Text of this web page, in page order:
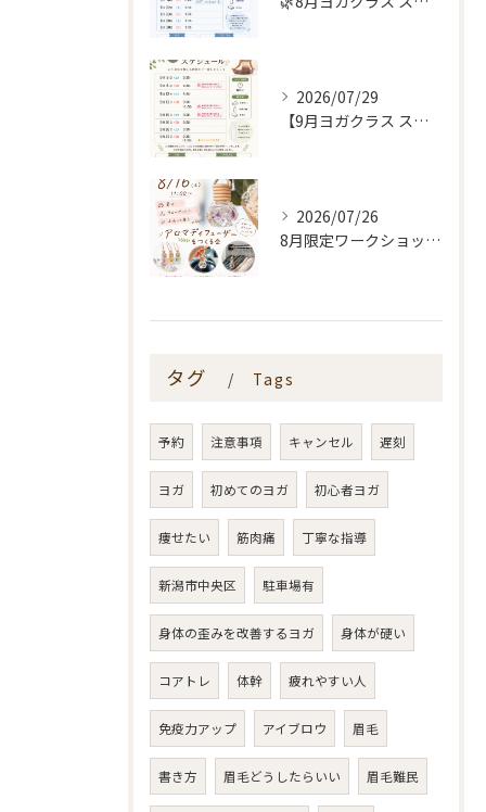
2026/07/29
【9月ヨガクラス スケジュールのお知らせ🌿】
2026/07/26
8月限定ワークショップ🌿🫧
タグ Tags
予約 注意事項 キャンセル 遅刻
ヨガ 初めてのヨガ 初心者ヨガ
痩せたい 筋肉痛 丁寧な指導
新潟市中央区 駐車場有
身体の歪みを改善するヨガ 身体が硬い
コアトレ 体幹 疲れやすい人
免疫力アップ アイブロウ 眉毛
書き方 眉毛どうしたらいい 眉毛難民